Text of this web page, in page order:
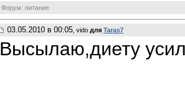
Форум: питание
03.05.2010 в 00:05, vido для Taras7
Высылаю,диету